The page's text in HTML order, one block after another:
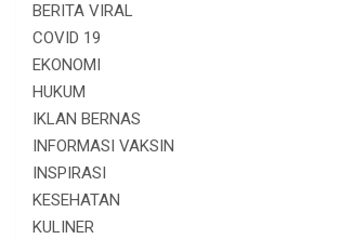
BERITA VIRAL
COVID 19
EKONOMI
HUKUM
IKLAN BERNAS
INFORMASI VAKSIN
INSPIRASI
KESEHATAN
KULINER